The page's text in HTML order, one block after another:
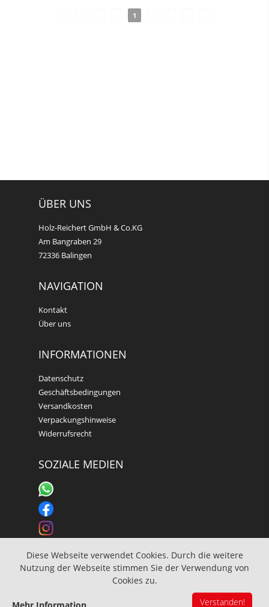
1
ÜBER UNS
Holz-Reichert GmbH & Co.KG
Am Bangraben 29
72336 Balingen
NAVIGATION
Kontakt
Über uns
INFORMATIONEN
Datenschutz
Geschäftsbedingungen
Versandkosten
Verpackungshinweise
Widerrufsrecht
SOZIALE MEDIEN
© 2022, SilverERP Shop by yQ-it GmbH. Alle Rechte
Diese Webseite verwendet Cookies. Durch die weitere
Nutzung der Webseite stimmen Sie der Verwendung von
Cookies zu.
Verstanden!